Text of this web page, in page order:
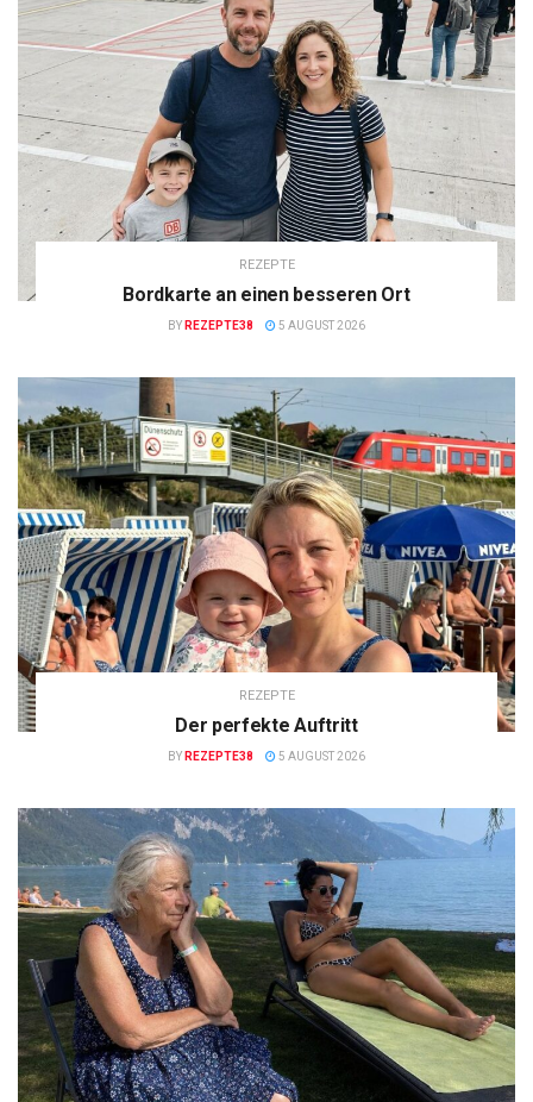
REZEPTE
Bordkarte an einen besseren Ort
BY REZEPTE38 5 AUGUST 2026
REZEPTE
Der perfekte Auftritt
BY REZEPTE38 5 AUGUST 2026